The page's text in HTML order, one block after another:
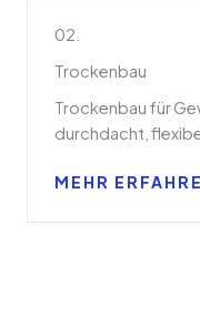
02.
Trockenbau
Trockenbau für
durchdacht,
MEHR